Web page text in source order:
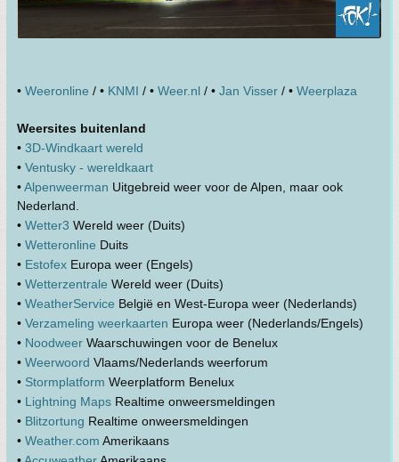
• Weeronline / • KNMI / • Weer.nl / • Jan Visser / • Weerplaza
Weersites buitenland
• 3D-Windkaart wereld
• Ventusky - wereldkaart
•Alpenweerman Uitgebreid weer voor de Alpen, maar ook
Nederland.
• Wetter3 Wereld weer (Duits)
• Wetteronline Duits
• Estofex Europa weer (Engels)
• Wetterzentrale Wereld weer (Duits)
• WeatherService België en West-Europa weer (Nederlands)
• Verzameling weerkaarten Europa weer (Nederlands/Engels)
• Noodweer Waarschuwingen voor de Benelux
• Weerwoord Vlaams/Nederlands weerforum
• Stormplatform Weerplatform Benelux
• Lightning Maps Realtime onweersmeldingen
• Blitzortung Realtime onweersmeldingen
• Weather.com Amerikaans